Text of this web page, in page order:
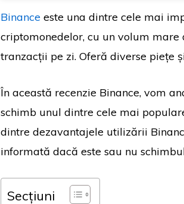
Binance este una dintre cele mai
criptomonedelor, cu un volum
tranzacții pe zi. Oferă diverse piețe
În această recenzie Binance, vom
schimb unul dintre cele mai
dintre dezavantajele utilizării
informată dacă este sau nu
Secțiuni